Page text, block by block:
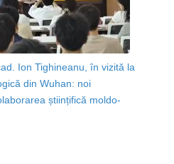
Ion Tighineanu, în vizită la
din Wuhan: noi
științifică moldo-